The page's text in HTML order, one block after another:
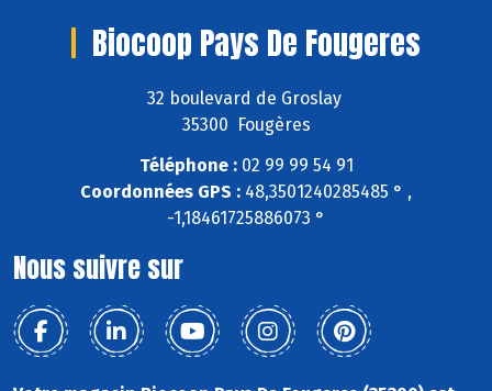
Biocoop Pays De Fougeres
32 boulevard de Groslay
35300 Fougères
Téléphone :02 99 99 54 91
Coordonnées GPS : 48,3501240285485 ° ,
-1,18461725886073 °
Nous suivre sur